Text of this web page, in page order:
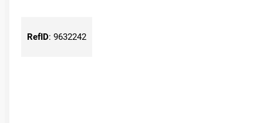
RefID: 9632242